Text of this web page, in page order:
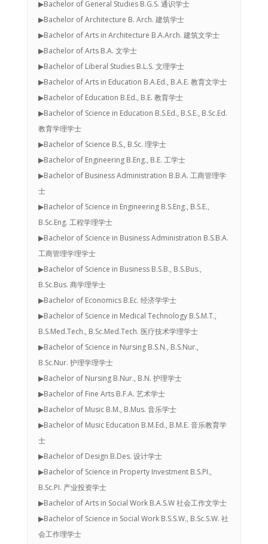
▶Bachelor of General Studies B.G.S. 通识学士
▶Bachelor of Architecture B. Arch. 建筑学士
▶Bachelor of Arts in Architecture B.A.Arch. 建筑文学士
▶Bachelor of Arts B.A. 文学士
▶Bachelor of Liberal Studies B.L.S. 文理学士
▶Bachelor of Arts in Education B.A.Ed., B.A.E. 教育文学士
▶Bachelor of Education B.Ed., B.E. 教育学士
▶Bachelor of Science in Education B.S.Ed., B.S.E., B.Sc.Ed.
教育学理学士
▶Bachelor of Science B.S., B.Sc. 理学士
▶Bachelor of Engineering B.Eng., B.E. 工学士
▶Bachelor of Business Administration B.B.A. 工商管理学
士
▶Bachelor of Science in Engineering B.S.Eng., B.S.E.,
B.Sc.Eng. 工程学理学士
▶Bachelor of Science in Business Administration B.S.B.A.
工商管理学理学士
▶Bachelor of Science in Business B.S.B., B.S.Bus.,
B.Sc.Bus. 商学理学士
▶Bachelor of Economics B.Ec. 经济学学士
▶Bachelor of Science in Medical Technology B.S.M.T.,
B.S.Med.Tech., B.Sc.Med.Tech. 医疗技术学理学士
▶Bachelor of Science in Nursing B.S.N., B.S.Nur.,
B.Sc.Nur. 护理学理学士
▶Bachelor of Nursing B.Nur., B.N. 护理学士
▶Bachelor of Fine Arts B.F.A. 艺术学士
▶Bachelor of Music B.M., B.Mus. 音乐学士
▶Bachelor of Music Education B.M.Ed., B.M.E. 音乐教育学
士
▶Bachelor of Design B.Des. 设计学士
▶Bachelor of Science in Property Investment B.S.PI.,
B.Sc.PI. 产业投资学士
▶Bachelor of Arts in Social Work B.A.S.W 社会工作文学士
▶Bachelor of Science in Social Work B.S.S.W., B.Sc.S.W. 社
会工作理学士